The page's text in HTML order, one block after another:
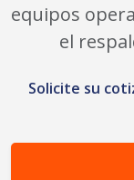
equipos
el
Solicite su